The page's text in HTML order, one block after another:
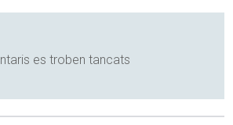
es troben tancats